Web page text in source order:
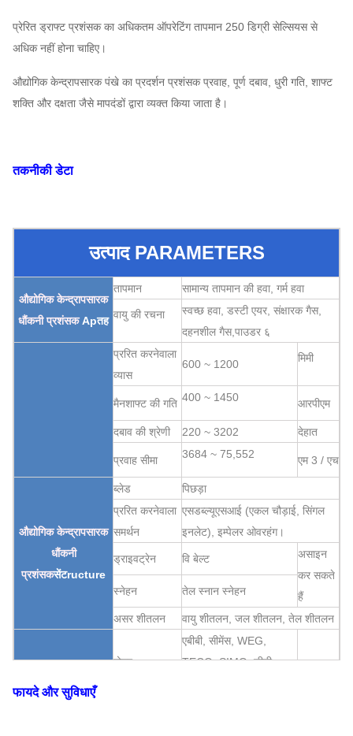
प्रेरित ड्राफ्ट प्रशंसक का अधिकतम ऑपरेटिंग तापमान 250 डिग्री सेल्सियस से
अधिक नहीं होना चाहिए।
औद्योगिक केन्द्रापसारक पंखे का प्रदर्शन प्रशंसक प्रवाह, पूर्ण दबाव, धुरी गति, शाफ्ट
शक्ति और दक्षता जैसे मापदंडों द्वारा व्यक्त किया जाता है।
तकनीकी डेटा
उत्पाद PARAMETERS
औद्योगिक केन्द्रापसारक
धौंकनी प्रशंसक Apतह
तापमान सामान्य तापमान की हवा, गर्म हवा
वायु की रचना स्वच्छ हवा , डस्टी एयर, संक्षारक गैस,
दहनशील गैस,पाउडर ६
प्ररित करनेवाला
व्यास
600 ~ 1200 मिमी
मैनशाफ्ट की गति 400 ~ 1450 आरपीएम
दबाव की श्रेणी 220 ~ 3202 देहात
प्रवाह सीमा 3684 ~ 75,552 एम 3 / एच
औद्योगिक केन्द्रापसारक
धौंकनी
प्रशंसकसेंटructure
ब्लेड
पिछड़ा
प्ररित करनेवाला
समर्थन
एसडब्ल्यूएसआई (एकल चौड़ाई, सिंगल
इनलेट), इम्पेलर ओवरहंग।
ड्राइवट्रेन वि बेल्ट
असाइन
कर सकते
हैं
स्नेहन तेल स्नान स्नेहन
असर शीतलन वायु शीतलन, जल शीतलन, तेल शीतलन
मोटर
एबीबी, सीमेंस, WEG,
TECO, SIMO, चीनी
फायदे और सुविधाएँ